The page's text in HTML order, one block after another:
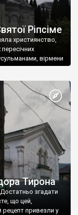
Ріпсіме
християнство,
вірмени
Тирона
згадати
що цей,
рецепт привезли у